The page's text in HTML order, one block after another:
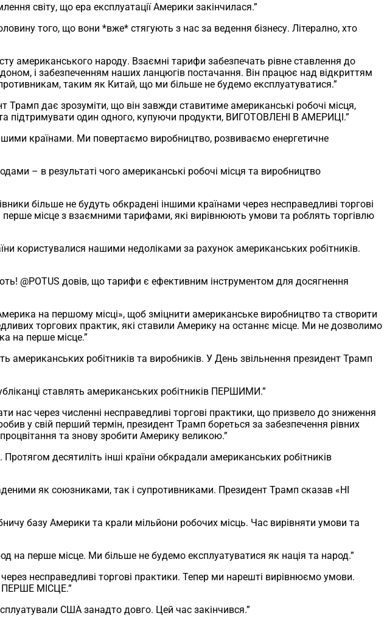
світу, що ера експлуатації Америки закінчилася.”
того, що вони *вже* стягують з нас за ведення бізнесу. Літерално, хто
американського народу. Взаємні тарифи забезпечать рівне ставлення до
і забезпеченням наших ланцюгів постачання. Він працює над відкриттям
таким як Китай, що ми більше не будемо експлуатуватися.”
дає зрозуміти, що він завжди ставитиме американські робочі місця,
підтримувати один одного, купуючи продукти, ВИГОТОВЛЕНІ В АМЕРИЦІ.”
країнами. Ми повертаємо виробництво, розвиваємо енергетичне
– в результаті чого американські робочі місця та виробництво
більше не будуть обкрадені іншими країнами через несправедливі торгові
місце з взаємними тарифами, які вирівнюють умови та роблять торгівлю
користувалися нашими недоліками за рахунок американських робітників.
@POTUS довів, що тарифи є ефективним інструментом для досягнення
на першому місці», щоб зміцнити американське виробництво та створити
торгових практик, які ставили Америку на останнє місце. Ми не дозволимо
на перше місце.”
американських робітників та виробників. У День звільнення президент Трамп
ставлять американських робітників ПЕРШИМИ.”
нас через численні несправедливі торгові практики, що призвело до зниження
у свій перший термін, президент Трамп бореться за забезпечення рівних
та знову зробити Америку великою.”
десятиліть інші країни обкрадали американських робітників
як союзниками, так і супротивниками. Президент Трамп сказав «НІ
базу Америки та крали мільйони робочих місць. Час вирівняти умови та
на перше місце. Ми більше не будемо експлуатуватися як нація та народ.”
несправедливі торгові практики. Тепер ми нарешті вирівнюємо умови.
ПЕРШЕ МІСЦЕ.”
США занадто довго. Цей час закінчився.”